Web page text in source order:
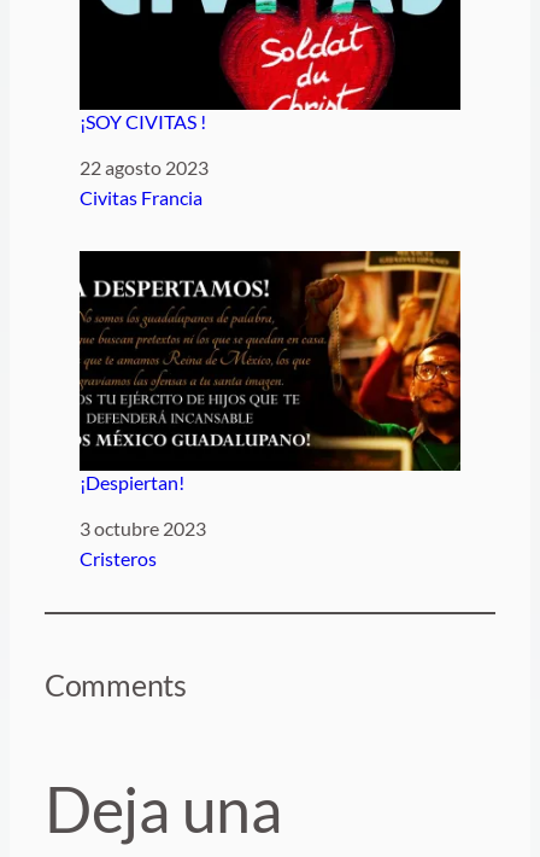
¡SOY CIVITAS !
Fecha
22 agosto 2023
Respecto a
Civitas Francia
¡Despiertan!
Fecha
3 octubre 2023
Respecto a
Cristeros
Comments
Deja una